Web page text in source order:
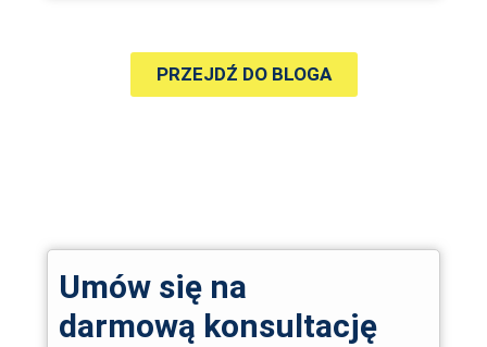
PRZEJDŹ DO BLOGA
Umów się na
darmową konsultację